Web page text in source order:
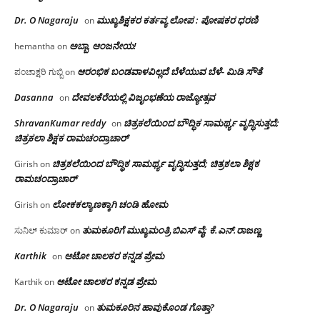
Dr. O Nagaraju on ಮುಖ್ಯಶಿಕ್ಷಕರ ಕರ್ತವ್ಯ ಲೋಪ : ಪೋಷಕರ ಧರಣಿ
hemantha on ಅಬ್ಬಾ, ಆಂಜನೇಯ!
ಪಂಚಾಕ್ಷರಿ ಗುಬ್ಬಿon ಆರಂಭಿಕ ಬಂಡವಾಳವಿಲ್ಲದೆ ಬೆಳೆಯುವ ಬೆಳೆ- ಮಿಡಿ ಸೌತೆ
Dasanna on ದೇವಲಕೆರೆಯಲ್ಲಿ ವಿಜೃಂಭಣೆಯ ರಾಜ್ಯೋತ್ಸವ
ShravanKumar reddy on ಚಿತ್ರಕಲೆಯಿಂದ ಬೌದ್ಧಿಕ ಸಾಮರ್ಥ್ಯ ವೃದ್ಧಿಸುತ್ತದೆ;
ಚಿತ್ರಕಲಾ ಶಿಕ್ಷಕ ರಾಮಚಂದ್ರಾಚಾರ್
Girishon ಚಿತ್ರಕಲೆಯಿಂದ ಬೌದ್ಧಿಕ ಸಾಮರ್ಥ್ಯ ವೃದ್ಧಿಸುತ್ತದೆ; ಚಿತ್ರಕಲಾ ಶಿಕ್ಷಕ
ರಾಮಚಂದ್ರಾಚಾರ್
Girishon ಲೋಕಕಲ್ಯಾಣಕ್ಕಾಗಿ ಚಂಡಿ ಹೋಮ
ಸುನಿಲ್ ಕುಮಾರ್on ತುಮಕೂರಿಗೆ ಮುಖ್ಯಮಂತ್ರಿ ಬಿಎಸ್ ವೈ: ಕೆ.ಎನ್.ರಾಜಣ್ಣ
Karthik on ಆಟೋ ಚಾಲಕರ ಕನ್ನಡ ಪ್ರೇಮ
Karthikon ಆಟೋ ಚಾಲಕರ ಕನ್ನಡ ಪ್ರೇಮ
Dr. O Nagaraju on ತುಮಕೂರಿನ ಹಾವುಕೊಂಡ ಗೊತ್ತಾ?